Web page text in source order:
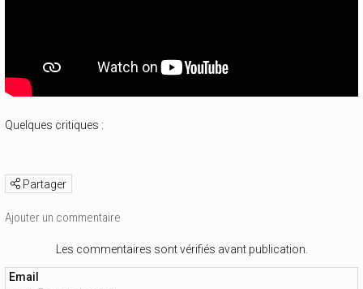
Quelques critiques :
Partager
Ajouter un commentaire
Les commentaires sont vérifiés avant publication.
Email